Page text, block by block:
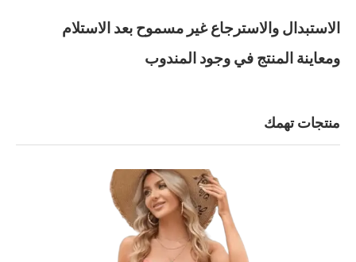
الاستبدال والاسترجاع غير مسموح بعد الاستلام
ومعاينة المنتج في وجود المندوب
منتجات تهمك